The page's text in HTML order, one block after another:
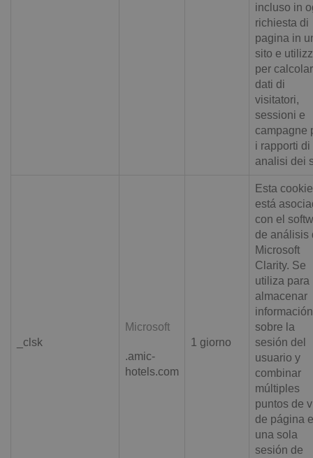
incluso in
richiesta di
pagina in
sito e
per
dati di
visitatori,
sessioni e
campagne
i rapporti di
analisi dei
_clsk
Microsoft
.amic-
hotels.com
1 giorno
Esta cookie
está
con el
de análisis
Microsoft
Clarity. Se
utiliza para
almacenar
información
sobre la
sesión del
usuario y
combinar
múltiples
puntos de
de página
una sola
sesión de